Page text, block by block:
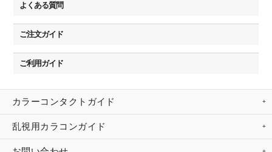
よくある質問
ご注文ガイド
ご利用ガイド
カラーコンタクトガイド
乱視用カラコンガイド